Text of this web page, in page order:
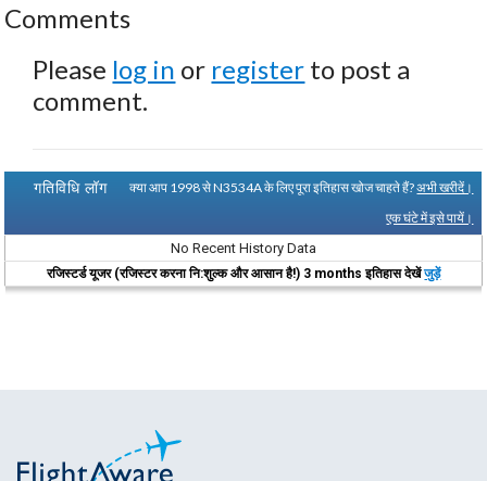
Comments
Please log in or register to post a
comment.
गतिविधि लॉग क्या आप 1998 से N3534A के लिए पूरा इतिहास खोज चाहते हैं?अभी खरीदें।
एक घंटे में इसे पायें।
No Recent History Data
रजिस्टर्ड यूजर (रजिस्टर करना नि:शुल्क और आसान है!) 3 months इतिहास देखेंजुड़ें